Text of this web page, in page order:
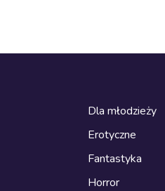
Dla młodzieży
Erotyczne
Fantastyka
Horror